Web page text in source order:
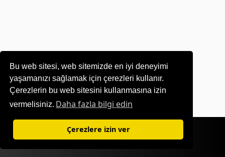
Bu web sitesi, web sitemizde en iyi deneyimi
yaşamanızı sağlamak için çerezleri kullanır.
Çerezlerin bu web sitesini kullanmasına izin
vermelisiniz. Daha fazla bilgi edin
Çerezlere izin ver
|Gizlilik Politikası
©1995-2026 OKI Europe Ltd. Tüm hakları saklıdır.